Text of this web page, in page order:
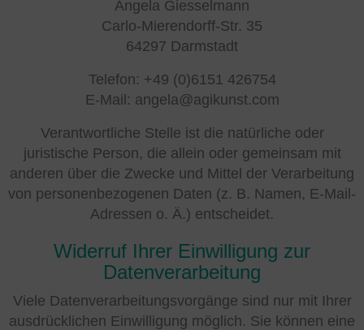
Angela Giesselmann
Carlo-Mierendorff-Str. 35
64297 Darmstadt
Telefon: +49 (0)6151 426754
E-Mail: angela@agikunst.com
Verantwortliche Stelle ist die natürliche oder
juristische Person, die allein oder gemeinsam mit
anderen über die Zwecke und Mittel der Verarbeitung
von personenbezogenen Daten (z. B. Namen, E-Mail-
Adressen o. Ä.) entscheidet.
Widerruf Ihrer Einwilligung zur
Datenverarbeitung
Viele Datenverarbeitungsvorgänge sind nur mit Ihrer
ausdrücklichen Einwilligung möglich. Sie können eine